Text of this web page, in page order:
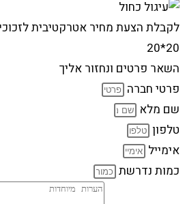
לקבלת הצעת מחיר אטרקטיבית
20*20
השאר פרטים ונחזור אליך
פרטי חברה
שם מלא
טלפון
אימייל
כמות נדרשת